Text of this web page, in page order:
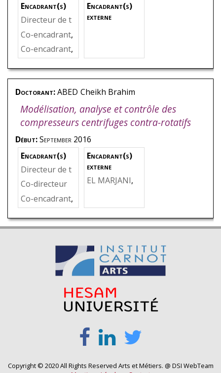
Encadrant(s)
Directeur de t
hèse,BAKIR,F
arid
Co-encadrant,
CHAMPMART
IN,Stéphane
Co-encadrant,
SHIRINBAYA
N,Mohamma
Encadrant(s)
externe
Doctorant:ABED Cheikh Brahim
Modélisation, analyse et contrôle des
compresseurs centrifuges contra-rotatifs
Début:September 2016
Encadrant(s)
Directeur de t
hèse,KHELLA
DI
Sofiane
Co-directeur
Co-encadrant,
DELIGANT,M
ichaël
Encadrant(s)
externe
EL MARJANI,
dia d'ingénieu
rs, Maroc
Copyright © 2020 All Rights Reserved Arts et Métiers. @ DSI WebTeam